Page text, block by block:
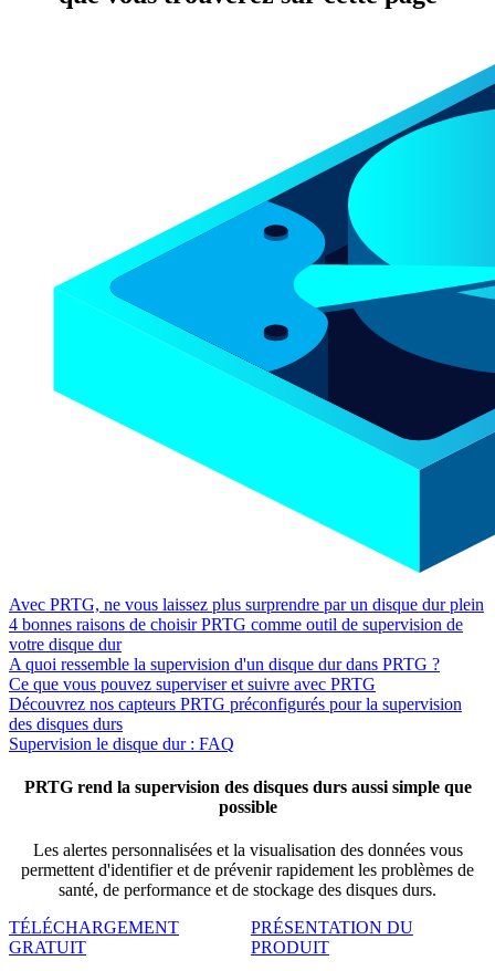
Avec PRTG, ne vous laissez plus surprendre par un disque dur plein
4 bonnes raisons de choisir PRTG comme outil de supervision de
votre disque dur
A quoi ressemble la supervision d'un disque dur dans PRTG ?
Ce que vous pouvez superviser et suivre avec PRTG
Découvrez nos capteurs PRTG préconfigurés pour la supervision
des disques durs
Supervision le disque dur : FAQ
PRTG rend la supervision des disques durs aussi simple que
possible
Les alertes personnalisées et la visualisation des données vous
permettent d'identifier et de prévenir rapidement les problèmes de
santé, de performance et de stockage des disques durs.
TÉLÉCHARGEMENT
GRATUIT
PRÉSENTATION DU
PRODUIT